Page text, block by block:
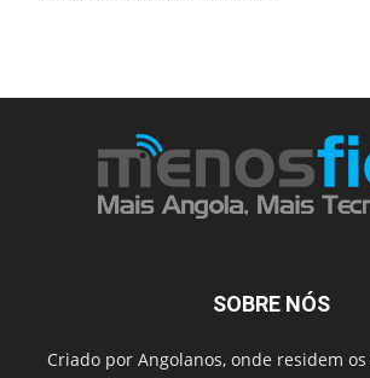
SOBRE NÓS
Criado por Angolanos, onde residem